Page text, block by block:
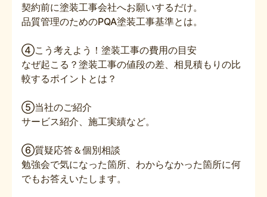
契約前に塗装工事会社へお願いするだけ。
品質管理のためのPQA塗装工事基準とは。
④こう考えよう！塗装工事の費用の目安
なぜ起こる？塗装工事の値段の差、相見積もりの比
較するポイントとは？
⑤当社のご紹介
サービス紹介、施工実績など。
⑥質疑応答＆個別相談
勉強会で気になった箇所、わからなかった箇所に何
でもお答えいたします。